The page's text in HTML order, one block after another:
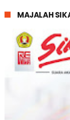
MAJALAH